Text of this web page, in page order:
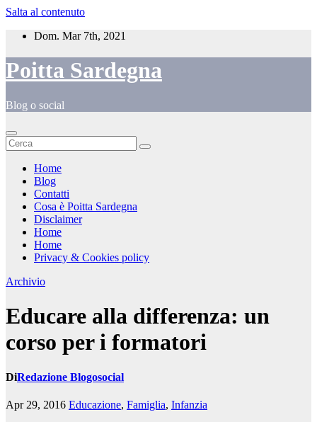
Salta al contenuto
Dom. Mar 7th, 2021
Poitta Sardegna
Blog o social
Home
Blog
Contatti
Cosa è Poitta Sardegna
Disclaimer
Home
Home
Privacy & Cookies policy
Archivio
Educare alla differenza: un
corso per i formatori
DiRedazione Blogosocial
Apr 29, 2016 Educazione, Famiglia, Infanzia